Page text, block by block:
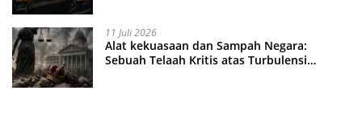
11 Juli 2026
Alat kekuasaan dan Sampah Negara:
Sebuah Telaah Kritis atas Turbulensi